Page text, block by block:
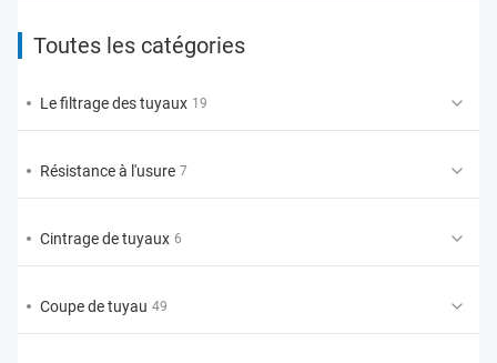
Toutes les catégories
Le filtrage des tuyaux 19
Résistance à l'usure 7
Cintrage de tuyaux 6
Coupe de tuyau 49